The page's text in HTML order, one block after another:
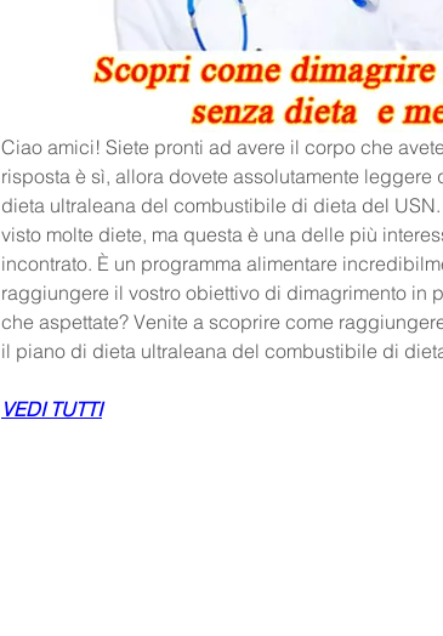
Ciao amici! Siete pronti ad avere il corpo che
risposta è sì, allora dovete assolutamente
dieta ultraleana del combustibile di dieta del
visto molte diete, ma questa è una delle più
incontrato. È un programma alimentare
raggiungere il vostro obiettivo di dimagrimento in
che aspettate? Venite a scoprire come
il piano di dieta ultraleana del combustibile di
VEDI TUTTI